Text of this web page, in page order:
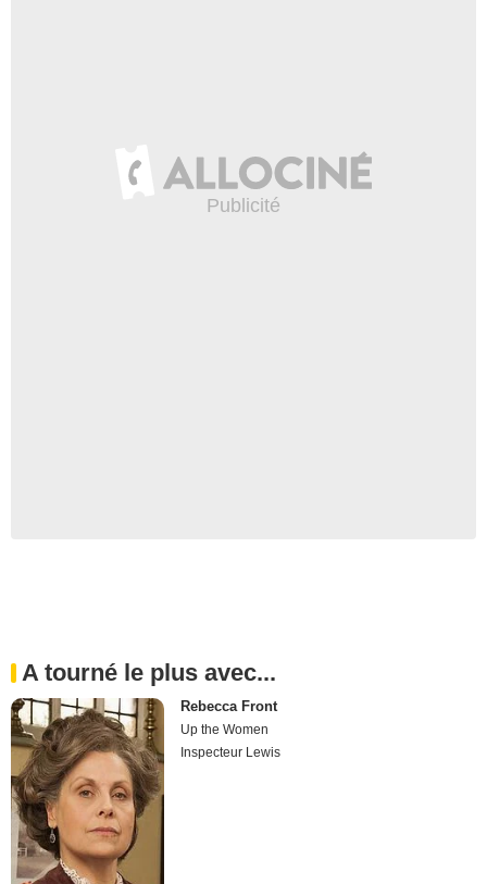
A tourné le plus avec...
Rebecca Front
Up the Women
Inspecteur Lewis